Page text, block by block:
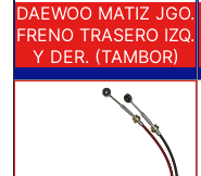
DAEWOO MATIZ JGO.
FRENO TRASERO IZQ.
Y DER. (TAMBOR)